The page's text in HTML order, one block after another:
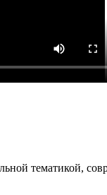
тематикой,